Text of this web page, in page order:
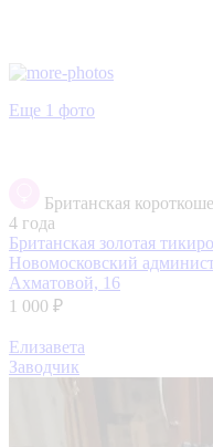
Еще 1 фото
Британская
4 года
Британская золотая
Новомосковский
Ахматовой, 16
1 000 ₽
Елизавета
Заводчик